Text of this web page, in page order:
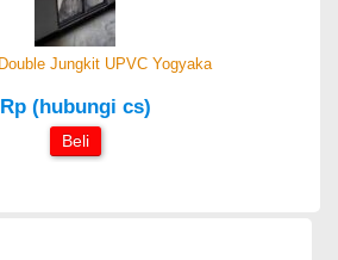
Jungkit UPVC Yogyaka
Rp (hubungi cs)
Beli